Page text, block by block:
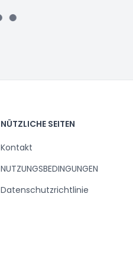
NÜTZLICHE SEITEN
Kontakt
NUTZUNGSBEDINGUNGEN
Datenschutzrichtlinie